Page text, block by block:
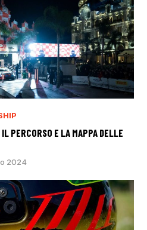
PERCORSO E LA MAPPA DELLE
2024